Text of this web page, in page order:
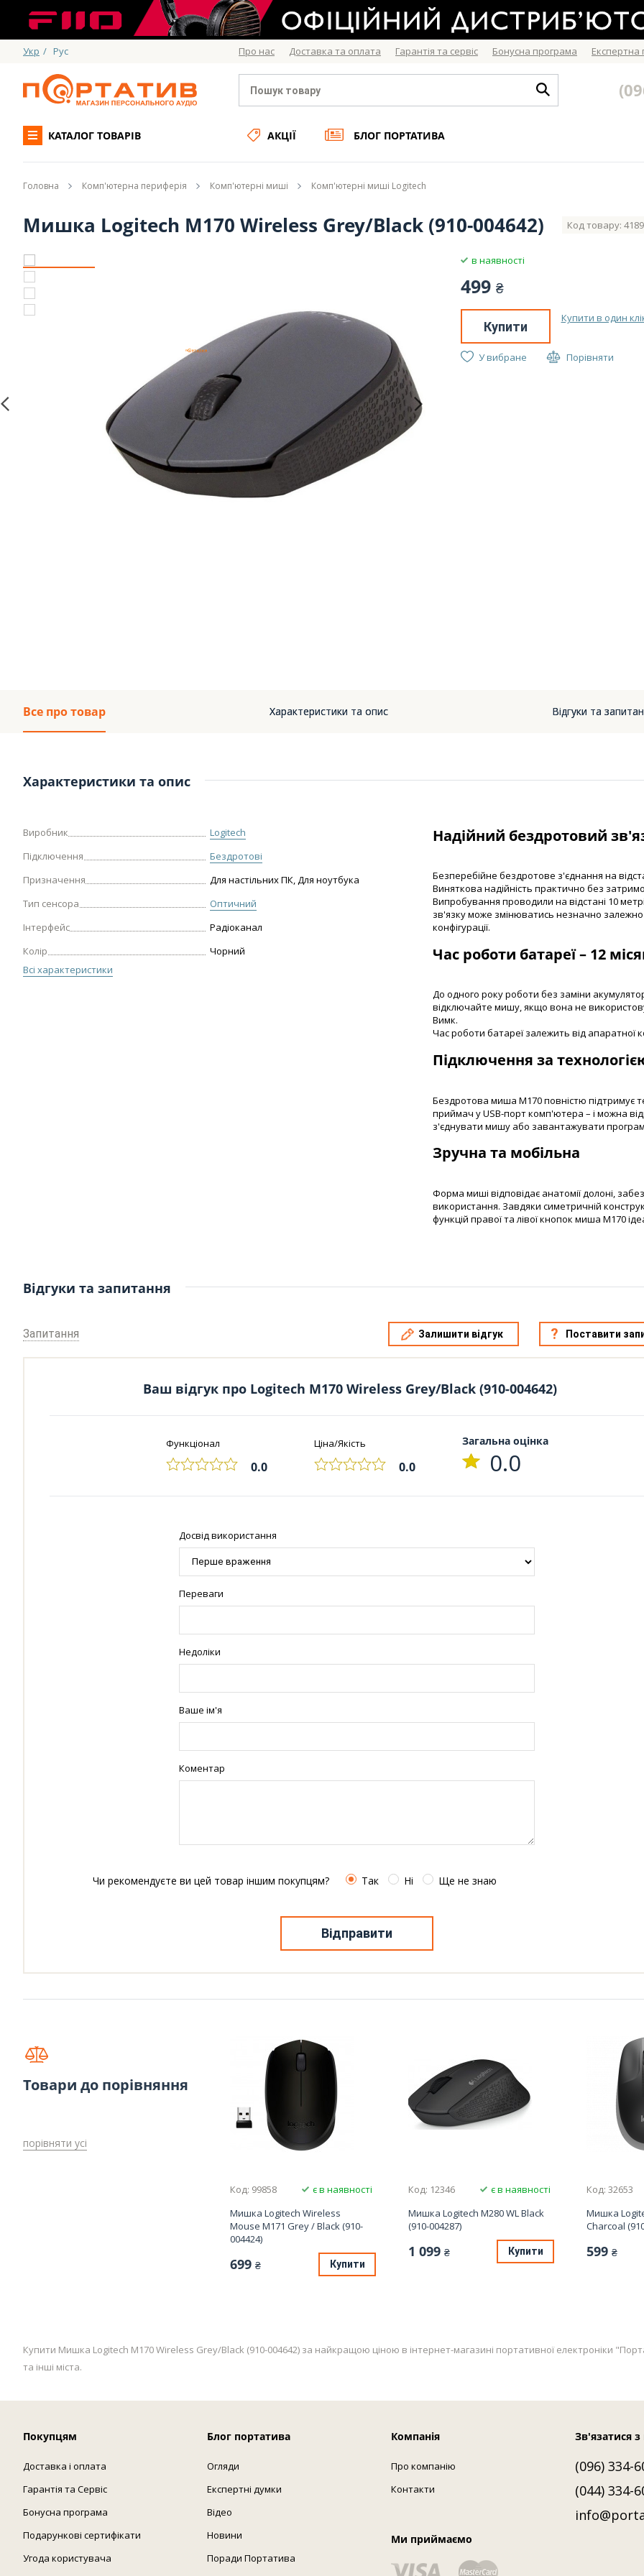
Укр / Рус Про нас Доставка та оплата Гарантія та сервіс Бонусна програма Експертна
КАТАЛОГ ТОВАРІВ АКЦІЇ БЛОГ ПОРТАТИВА
Головна Комп'ютерна периферія Комп'ютерні миші Комп'ютерні миші Logitech
Мишка Logitech M170 Wireless Grey/Black (910-004642) Код товару:
в наявності
499 ₴
Купити
Купити в один
У вибране Порівняти
Все про товар Характеристики та опис Відгуки та
Характеристики та опис
Виробник
Logitech
Підключення
Бездротові
Призначення
Для настільних ПК, Для ноутбука
Тип сенсора
Оптичний
Інтерфейс
Радіоканал
Колір
Чорний
Всі характеристики
Надійний бездротовий
Безперебійне бездротове з'єднання на
Виняткова надійність практично без
Випробування проводили на відстані 10
зв'язку може змінюватись незначно
конфігурації.
Час роботи батареї – 12
До одного року роботи без заміни
відключайте мишу, якщо вона не
Вимк.
Час роботи батареї залежить від апаратної
Підключення за
Бездротова миша M170 повністю підтримує
приймач у USB-порт комп'ютера – і можна
з'єднувати мишу або завантажувати
Зручна та мобільна
Форма миші відповідає анатомії долоні,
використання. Завдяки симетричній
функцій правої та лівої кнопок миша M170
Відгуки та запитання
Запитання Залишити відгук Поставити
Ваш відгук про Logitech M170 Wireless Grey/Black (910-004642)
Функціонал
0.0
Ціна/Якість
0.0
Загальна оцінка
0.0
Досвід використання
Переваги
Недоліки
Ваше ім'я
Коментар
Чи рекомендуєте ви цей товар іншим покупцям? Так Ні Ще не знаю
Відправити
Товари до порівняння
порівняти усі
Код: 99858
є в наявності
Мишка Logitech Wireless
Mouse M171 Grey / Black (910-
004424)
699 ₴ Купити
Код: 12346
є в наявності
Мишка Logitech M280 WL Black
(910-004287)
1 099 ₴ Купити
Код: 32653
Мишка
Charcoal
599 ₴
Купити Мишка Logitech M170 Wireless Grey/Black (910-004642) за найкращою ціною в інтернет-магазині портативної електроніки
та інші міста.
Покупцям
Доставка і оплата
Гарантія та Сервіс
Бонусна програма
Подарункові сертифікати
Угода користувача
Блог портатива
Огляди
Експертні думки
Відео
Новини
Поради Портатива
Компанія
Про компанію
Контакти
Ми приймаємо
Зв'язатися
(096) 334-
(044) 334-